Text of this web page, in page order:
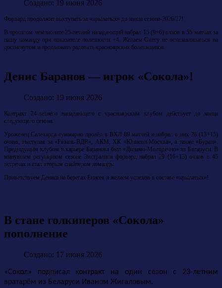
Создано: 19 июня 2026
Форвард продолжит выступать за «крылатых» до конца сезона-2026/27!
В прошлом чемпионате 25-летний нападающий набрал 15 (9+6) очков в 55 матчах за
нашу команду при показателе полезности +4. Желаем Олегу не останавливаться на
достигнутом и продолжать радовать красноярских болельщиков.
Денис Баранов — игрок «Сокола»!
Создано: 19 июня 2026
Контракт 24-летнего нападающего с красноярским клубом действует до конца
следующего сезона.
Уроженец Салехарда суммарно провёл в ВХЛ 89 матчей и набрал в них 28 (13+15)
очков, выступая за «Рязань-ВДВ», АКМ, ХК «Юнисон-Москва», а также «Буран».
Предыдущим клубом в карьере Баранова был «Динамо-Молодечно» из Беларуси. В
минувшем регулярном сезоне Экстралиги форвард набрал 29 (16+13) очков в 45
встречах и стал вторым снайпером команды.
Приветствуем Дениса на берегах Енисея и желаем успехов в составе «крылатых»!
В стане голкиперов «Сокола»
пополнение
Создано: 17 июня 2026
«Сокол» подписал контракт на один сезон с 23-летним
вратарём из Беларуси Иваном Жигаловым.